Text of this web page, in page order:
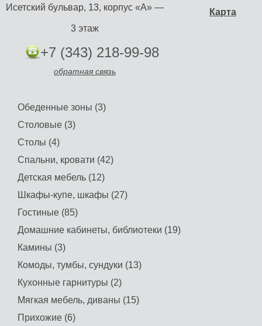
Карта
Исетский бульвар, 13, корпус «А» —
3 этаж
+7 (343) 218-99-98
обратная связь
Обеденные зоны (3)
Столовые (3)
Столы (4)
Спальни, кровати (42)
Детская мебель (12)
Шкафы-купе, шкафы (27)
Гостиные (85)
Домашние кабинеты, библиотеки (19)
Камины (3)
Комоды, тумбы, сундуки (13)
Кухонные гарнитуры (2)
Мягкая мебель, диваны (15)
Прихожие (6)